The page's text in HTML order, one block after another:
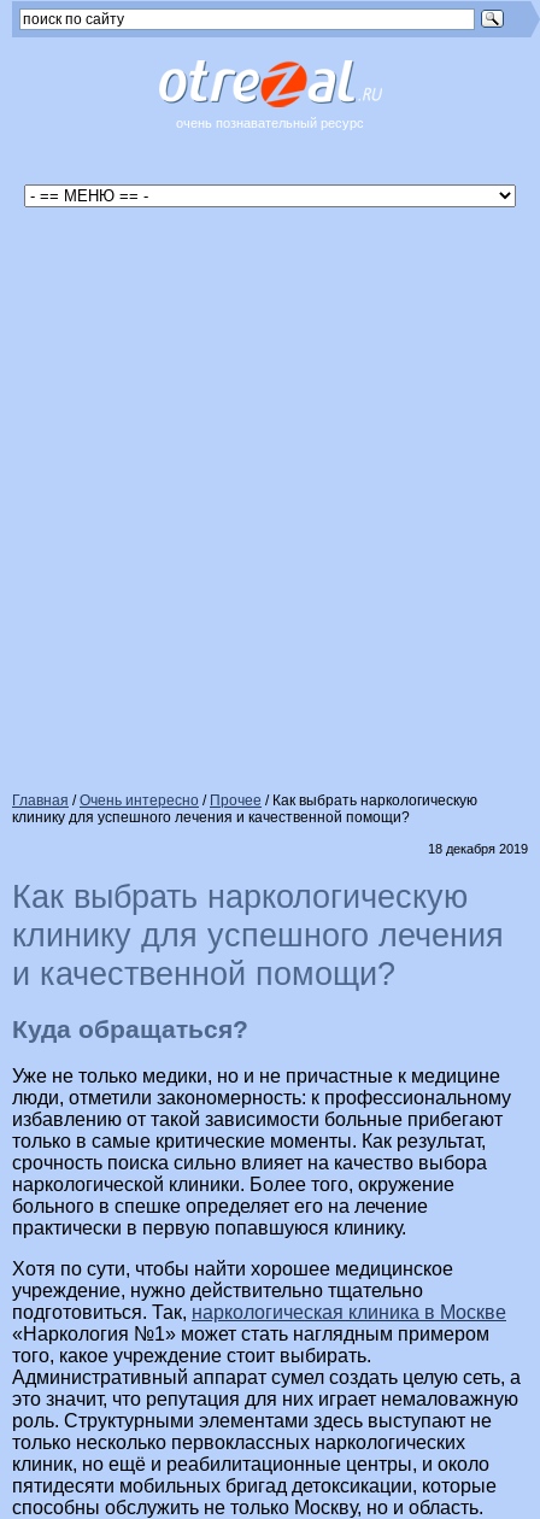
очень познавательный ресурс
Главная /Очень интересно / Прочее / Как выбрать наркологическую
клинику для успешного лечения и качественной помощи?
18 декабря 2019
Как выбрать наркологическую
клинику для успешного лечения
и качественной помощи?
Куда обращаться?
Уже не только медики, но и не причастные к медицине
люди, отметили закономерность: к профессиональному
избавлению от такой зависимости больные прибегают
только в самые критические моменты. Как результат,
срочность поиска сильно влияет на качество выбора
наркологической клиники. Более того, окружение
больного в спешке определяет его на лечение
практически в первую попавшуюся клинику.
Хотя по сути, чтобы найти хорошее медицинское
учреждение, нужно действительно тщательно
подготовиться. Так, наркологическая клиника в Москве
«Наркология №1» может стать наглядным примером
того, какое учреждение стоит выбирать.
Административный аппарат сумел создать целую сеть, а
это значит, что репутация для них играет немаловажную
роль. Структурными элементами здесь выступают не
только несколько первоклассных наркологических
клиник, но ещё и реабилитационные центры, и около
пятидесяти мобильных бригад детоксикации, которые
способны обслужить не только Москву, но и область.